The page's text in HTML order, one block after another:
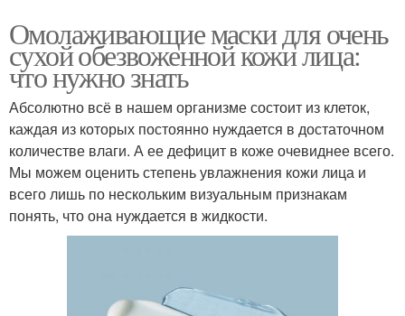
Омолаживающие маски для очень
сухой обезвоженной кожи лица:
что нужно знать
Абсолютно всё в нашем организме состоит из клеток,
каждая из которых постоянно нуждается в достаточном
количестве влаги. А ее дефицит в коже очевиднее всего.
Мы можем оценить степень увлажнения кожи лица и
всего лишь по нескольким визуальным признакам
понять, что она нуждается в жидкости.